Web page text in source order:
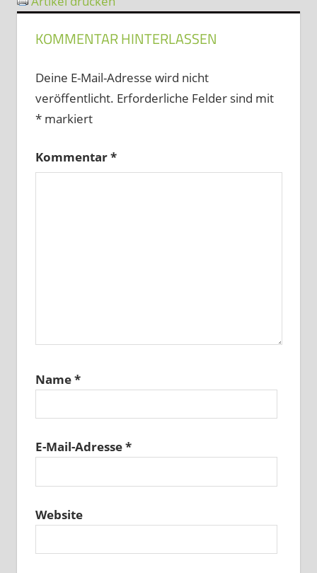
KOMMENTAR HINTERLASSEN
Deine E-Mail-Adresse wird nicht
veröffentlicht. Erforderliche Felder sind mit
*markiert
Kommentar*
Name*
E-Mail-Adresse*
Website